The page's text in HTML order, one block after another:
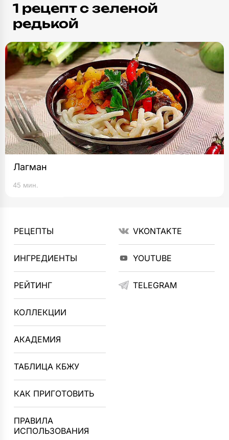
1 рецепт c зеленой
редькой
Лагман
45 мин.
РЕЦЕПТЫ
ИНГРЕДИЕНТЫ
РЕЙТИНГ
КОЛЛЕКЦИИ
АКАДЕМИЯ
ТАБЛИЦА КБЖУ
КАК ПРИГОТОВИТЬ
ПРАВИЛА
ИСПОЛЬЗОВАНИЯ
VKONTAKTE
YOUTUBE
TELEGRAM